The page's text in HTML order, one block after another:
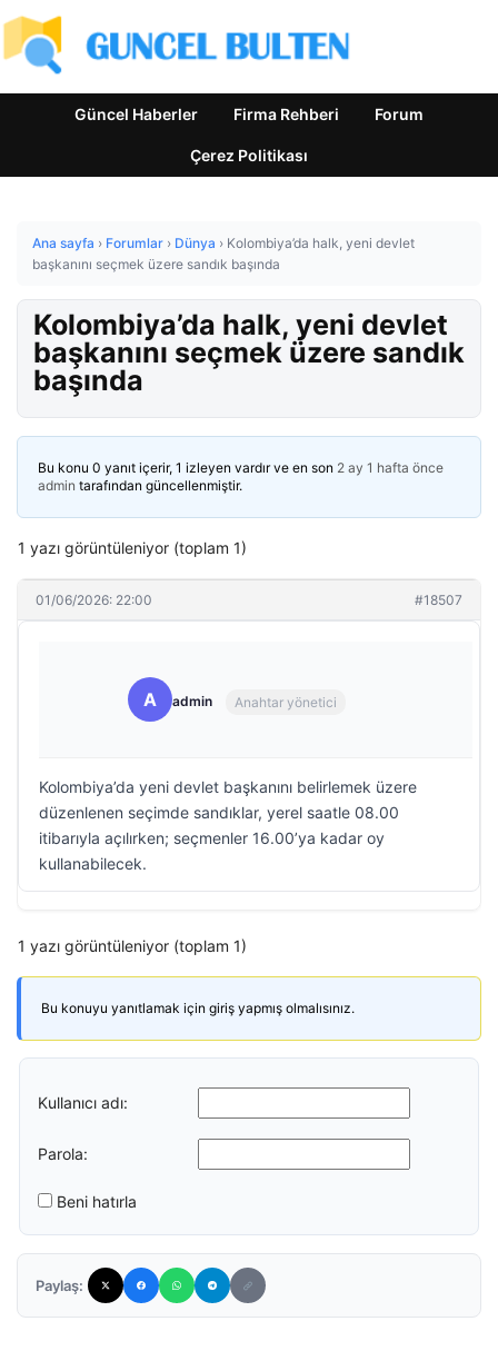
Güncel Haberler Firma Rehberi Forum
Çerez Politikası
Ana sayfa › Forumlar › Dünya › Kolombiya’da halk, yeni devlet
başkanını seçmek üzere sandık başında
Kolombiya’da halk, yeni devlet
başkanını seçmek üzere sandık
başında
Bu konu 0 yanıt içerir, 1 izleyen vardır ve en son 2 ay 1 hafta önce
admin tarafından güncellenmiştir.
1 yazı görüntüleniyor (toplam 1)
01/06/2026: 22:00 #18507
A admin Anahtar yönetici
Kolombiya’da yeni devlet başkanını belirlemek üzere
düzenlenen seçimde sandıklar, yerel saatle 08.00
itibarıyla açılırken; seçmenler 16.00’ya kadar oy
kullanabilecek.
1 yazı görüntüleniyor (toplam 1)
Bu konuyu yanıtlamak için giriş yapmış olmalısınız.
Kullanıcı adı:
Parola:
Beni hatırla
Paylaş: